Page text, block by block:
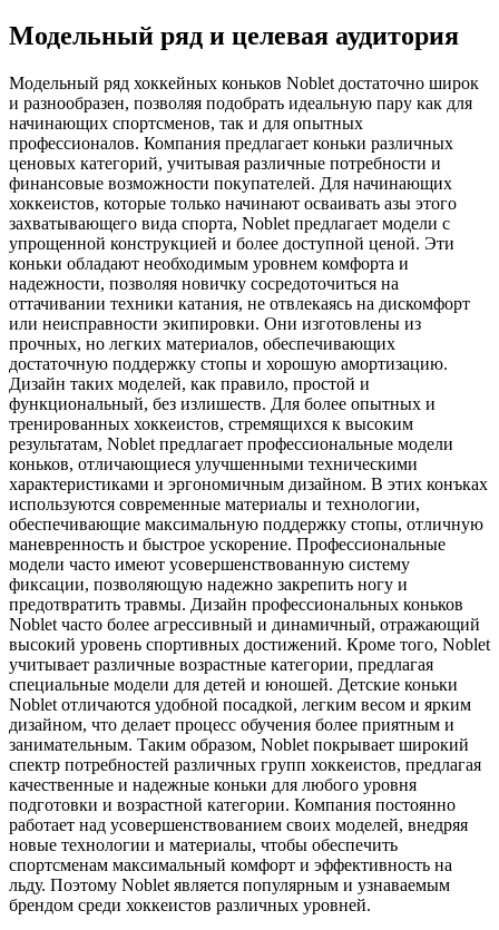
Модельный ряд и целевая аудитория
Модельный ряд хоккейных коньков Noblet достаточно широк
и разнообразен, позволяя подобрать идеальную пару как для
начинающих спортсменов, так и для опытных
профессионалов. Компания предлагает коньки различных
ценовых категорий, учитывая различные потребности и
финансовые возможности покупателей. Для начинающих
хоккеистов, которые только начинают осваивать азы этого
захватывающего вида спорта, Noblet предлагает модели с
упрощенной конструкцией и более доступной ценой. Эти
коньки обладают необходимым уровнем комфорта и
надежности, позволяя новичку сосредоточиться на
оттачивании техники катания, не отвлекаясь на дискомфорт
или неисправности экипировки. Они изготовлены из
прочных, но легких материалов, обеспечивающих
достаточную поддержку стопы и хорошую амортизацию.
Дизайн таких моделей, как правило, простой и
функциональный, без излишеств. Для более опытных и
тренированных хоккеистов, стремящихся к высоким
результатам, Noblet предлагает профессиональные модели
коньков, отличающиеся улучшенными техническими
характеристиками и эргономичным дизайном. В этих конъках
используются современные материалы и технологии,
обеспечивающие максимальную поддержку стопы, отличную
маневренность и быстрое ускорение. Профессиональные
модели часто имеют усовершенствованную систему
фиксации, позволяющую надежно закрепить ногу и
предотвратить травмы. Дизайн профессиональных коньков
Noblet часто более агрессивный и динамичный, отражающий
высокий уровень спортивных достижений. Кроме того, Noblet
учитывает различные возрастные категории, предлагая
специальные модели для детей и юношей. Детские коньки
Noblet отличаются удобной посадкой, легким весом и ярким
дизайном, что делает процесс обучения более приятным и
занимательным. Таким образом, Noblet покрывает широкий
спектр потребностей различных групп хоккеистов, предлагая
качественные и надежные коньки для любого уровня
подготовки и возрастной категории. Компания постоянно
работает над усовершенствованием своих моделей, внедряя
новые технологии и материалы, чтобы обеспечить
спортсменам максимальный комфорт и эффективность на
льду. Поэтому Noblet является популярным и узнаваемым
брендом среди хоккеистов различных уровней.